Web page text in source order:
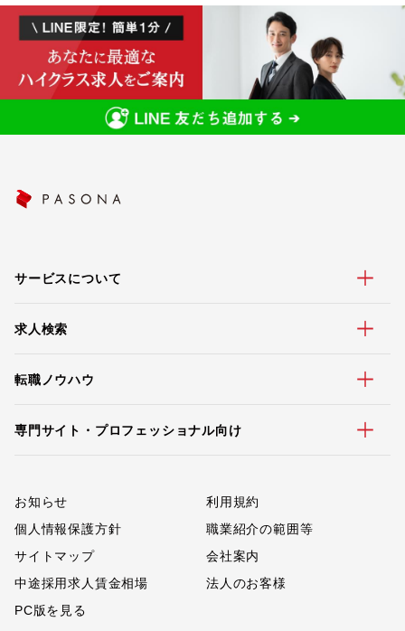
サービスについて
求人検索
転職ノウハウ
専門サイト・プロフェッショナル向け
お知らせ
利用規約
個人情報保護方針
職業紹介の範囲等
サイトマップ
会社案内
中途採用求人賃金相場
法人のお客様
PC版を見る